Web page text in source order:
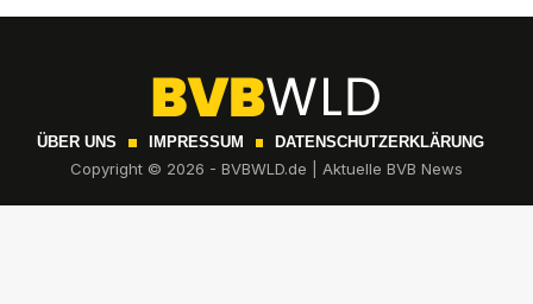
ÜBER UNS IMPRESSUM DATENSCHUTZERKLÄRUNG
Copyright © 2026 - BVBWLD.de | Aktuelle BVB News